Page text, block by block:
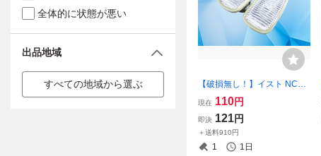
【破損無し！】イスト NCP6
0 NCP65 トヨタ純正 サイド
マーカー ウインカー コーナ
ーランプ 左右セット KOITO
51-30 激安魔王
現在 110円
即決 121円
＋送料910円
1 1日
全体的に状態が悪い
出品地域
すべての地域から選ぶ